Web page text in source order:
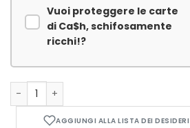
Vuoi proteggere le carte
di Ca$h, schifosamente
ricchi!?
Ca$h, schifosamente ricchi! quantità